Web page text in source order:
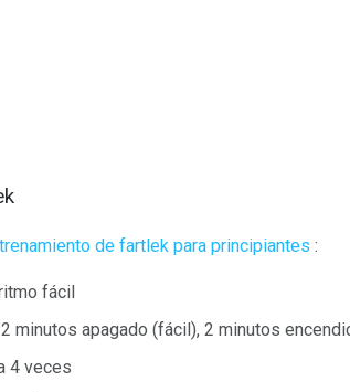
de fartlek para principiantes :
fácil
minutos apagado (fácil), 2 minutos
4 veces